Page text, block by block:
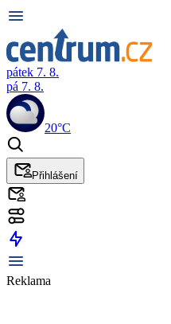
pátek 7. 8.
pá 7. 8.
20°C
Přihlášení
Reklama